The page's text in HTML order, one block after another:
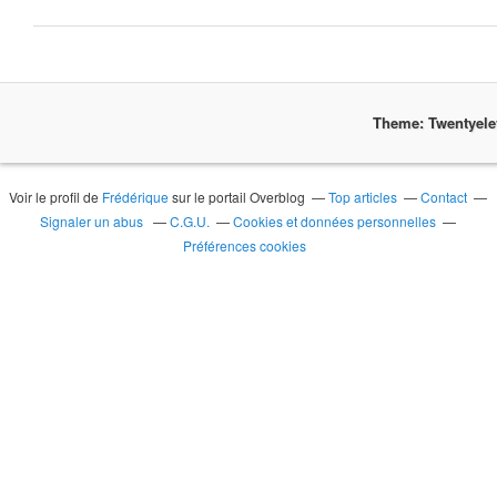
Theme:
Voir le profil de Frédérique sur le portail Overblog Top articles
Contact
Signaler un abus
C.G.U.
Cookies et données personnelles
Préférences cookies